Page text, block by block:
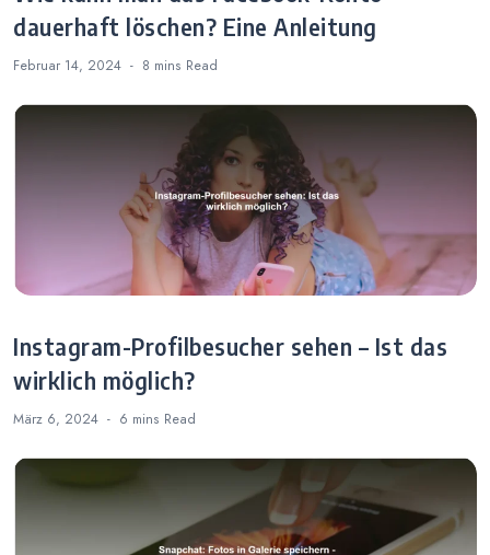
dauerhaft löschen? Eine Anleitung
Februar 14, 2024 8 mins Read
Instagram-Profilbesucher sehen – Ist das
wirklich möglich?
März 6, 2024 6 mins Read